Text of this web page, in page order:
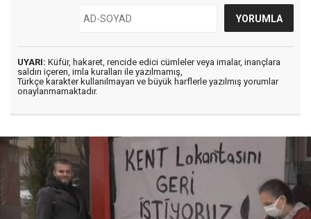
UYARI: Küfür, hakaret, rencide edici cümleler veya imalar, inançlara
saldırı içeren, imla kuralları ile yazılmamış,
Türkçe karakter kullanılmayan ve büyük harflerle yazılmış yorumlar
onaylanmamaktadır.